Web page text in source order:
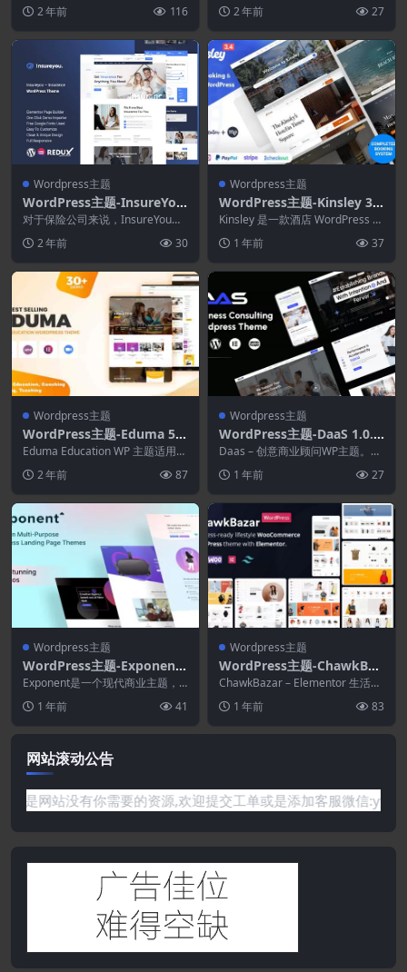
服...2 年前 116
能，帮助...
2 年前 27
Wordpress主题
WordPress主题-InsureYou
1.0.0-保险WordPress主题
对于保险公司来说，InsureYou是
何类...2 年前 30
Wordpress主题
WordPress主题-Kinsley 3.
4.6–酒店预订主题
Kinsley 是一款酒店 WordPress 主
物...1 年前 37
Wordpress主题
WordPress主题-Eduma 5.
5.2–教育WordPress主题
Eduma Education WP 主题适用于
2 年前 87
Wordpress主题
WordPress主题-DaaS 1.0.0
–WordPress创意机构主题
Daas – 创意商业顾问WP主题。现
1 年前 27
Wordpress主题
WordPress主题-Exponent
1.3.0.9–现代多功能商业Wor
dPress主题
Exponent是一个现代商业主题，
可让您使用完全可视化界面构建令
人惊叹的高性能...
1 年前 41
Wordpress主题
WordPress主题-ChawkBaz
ar 2.6.6–Elementor生活方
式和时尚电子商务主题
ChawkBazar – Elementor 生活方
式和时尚电子商务主题，现代优...
1 年前 83
网站滚动公告
何问题或是网站没有你需要的资源,欢迎提交工单或是添加客服微